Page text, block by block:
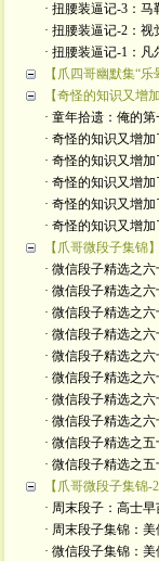
· 扭腰装逼记-3：马
· 扭腰装逼记-2：视
· 扭腰装逼记-1：
【爪四哥幽默集“乐
【奇怪的知识又增加
· 童年拾遗：俺的
· 奇怪的知识又增加
· 奇怪的知识又增加
· 奇怪的知识又增加
· 奇怪的知识又增加
· 奇怪的知识又增加
【爪哥微段子集锦】
· 微信段子精选之
· 微信段子精选之
· 微信段子精选之
· 微信段子精选之
· 微信段子精选之
· 微信段子精选之
· 微信段子精选之
· 微信段子精选之
· 微信段子精选之
· 微信段子精选之
【爪哥微段子集锦-2
· 周末段子：高士
· 周末段子集锦：
· 微信段子集锦：